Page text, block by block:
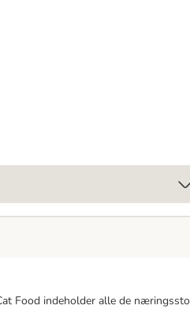
Pure
Food indeholder alle de